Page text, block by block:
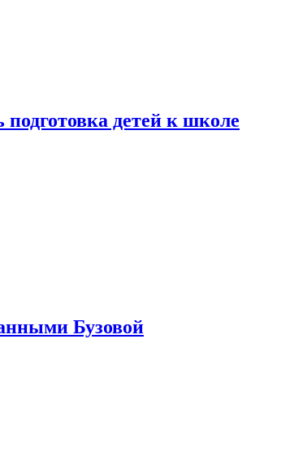
детей к школе
Бузовой